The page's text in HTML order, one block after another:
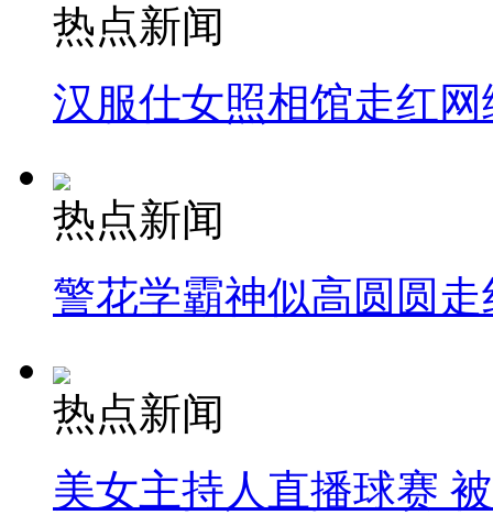
热点新闻
汉服仕女照相馆走红网
热点新闻
警花学霸神似高圆圆走
热点新闻
美女主持人直播球赛